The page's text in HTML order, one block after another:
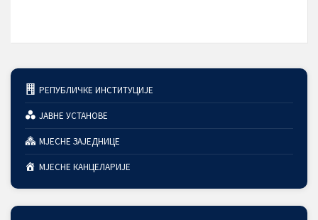
РЕПУБЛИЧКЕ ИНСТИТУЦИЈЕ
ЈАВНЕ УСТАНОВЕ
МЈЕСНЕ ЗАЈЕДНИЦЕ
МЈЕСНЕ КАНЦЕЛАРИЈЕ